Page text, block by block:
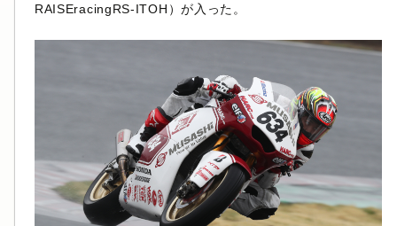
RAISEracingRS-ITOH）が入った。